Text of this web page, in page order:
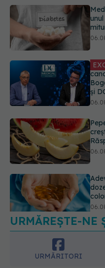
și
Trei
URMĂREȘTE-NE
URMĂRITORI
365
URMĂRITORI